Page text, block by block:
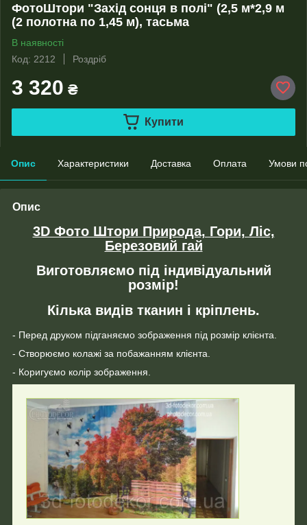
ФотоШтори "Захід сонця в полі" (2,5 м*2,9 м
(2 полотна по 1,45 м), тасьма
В наявності
Код: 2212
Роздріб
3 320 ₴
Купити
Опис Характеристики Доставка Оплата Умови
Опис
3D Фото Штори Природа, Гори, Ліс,
Березовий гай
Виготовляємо під індивідуальний
розмір!
Кілька видів тканин і кріплень.
- Перед друком підганяємо зображення під розмір клієнта.
- Створюємо колажі за побажанням клієнта.
- Коригуємо колір зображення.